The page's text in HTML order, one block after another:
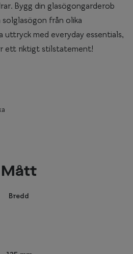
Bygg din glasögongarderob
från olika
uttryck med everyday essentials,
ett riktigt stilstatement!
Mått
Bredd